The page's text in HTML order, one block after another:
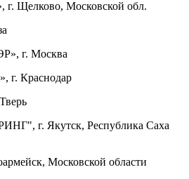
Московской обл.
г. Москва
г. Краснодар
г. Якутск, Республика Саха
Московской области